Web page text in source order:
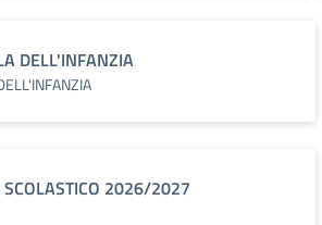
DELL'INFANZIA
SCOLASTICO 2026/2027